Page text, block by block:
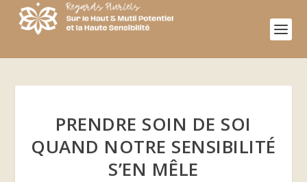
PRENDRE SOIN DE SOI
QUAND NOTRE SENSIBILITÉ
S’EN MÊLE